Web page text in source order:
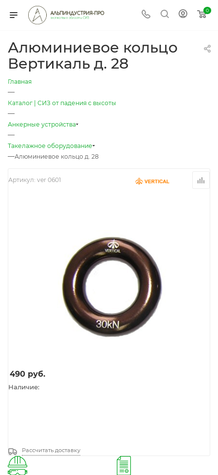
0
Алюминиевое кольцо
Вертикаль д. 28
Главная
—
Каталог | СИЗ от падения с высоты
—
Анкерные устройства
—
Такелажное оборудование
—Алюминиевое кольцо д. 28
Артикул: ver 0601
490 руб.
Наличие:
Рассчитать доставку